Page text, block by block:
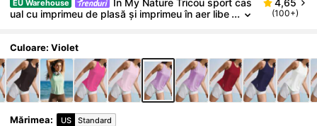
EU Warehouse
ual cu imprimeu de plasă și imprimeu în aer libe
(100+)
Culoare: Violet
Mărimea: US Standard